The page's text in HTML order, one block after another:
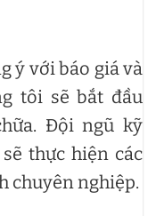
ý với báo giá và
tôi sẽ bắt đầu
Đội ngũ kỹ
thực hiện các
chuyên nghiệp.